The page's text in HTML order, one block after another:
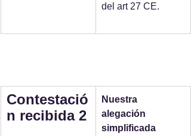
del art 27 CE.
Contestació
n recibida 2
Nuestra
alegación
simplificada